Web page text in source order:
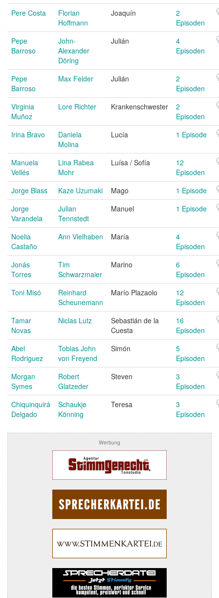
Pere Costa
Florian
Hoffmann
Joaquín
2
Episoden
Pepe
Barroso
John-
Alexander
Döring
Julián
4
Episoden
Pepe
Barroso
Max Felder Julián
2
Episoden
Virginia
Muñoz
Lore Richter Krankenschwester
2
Episoden
Irina Bravo
Daniela
Molina
Lucía 1 Episode
Manuela
Vellés
Lina Rabea
Mohr
Luísa / Sofía
12
Episoden
Jorge Blass
Kaze Uzumaki Mago
1 Episode
Jorge
Varandela
Julian
Tennstedt
Manuel 1 Episode
Noelia
Castaño
Ann Vielhaben María
4
Episoden
Jonás
Torres
Tim
Schwarzmaier
Marino
6
Episoden
Toni Misó
Reinhard
Scheunemann
Marío Plazaolo
12
Episoden
Tamar
Novas
Niclas Lutz
Sebastián de la
Cuesta
16
Episoden
Abel
Rodriguez
Tobias John
von Freyend
Simón
5
Episoden
Morgan
Symes
Robert
Glatzeder
Steven
3
Episoden
Chiquinquirá
Delgado
Schaukje
Könning
Teresa
3
Episoden
Werbung